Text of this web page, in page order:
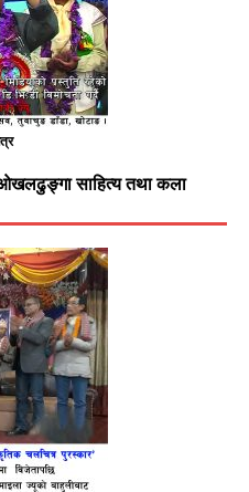
ओखलढुङ्गा साहित्य तथा कला